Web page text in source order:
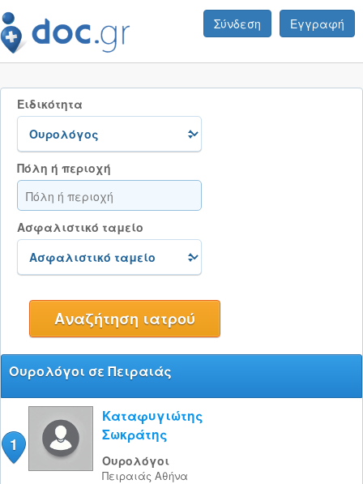
Σύνδεση Εγγραφή
Ειδικότητα
Πόλη ή περιοχή
Ασφαλιστικό ταμείο
Ουρολόγοι σε Πειραιάς
1
Καταφυγιώτης
Σωκράτης
Ουρολόγοι
Πειραιάς Αθήνα